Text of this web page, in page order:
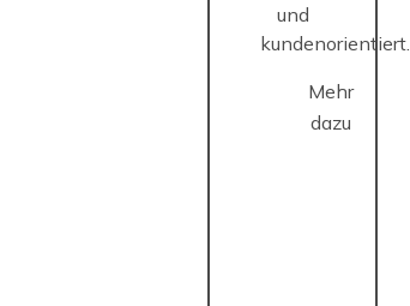
und
kundenorientiert.
Mehr
dazu